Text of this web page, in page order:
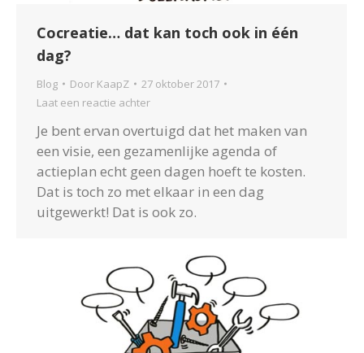
Cocreatie… dat kan toch ook in één
dag?
Blog Door KaapZ
27 oktober 2017
Laat een reactie achter
Je bent ervan overtuigd dat het maken van
een visie, een gezamenlijke agenda of
actieplan echt geen dagen hoeft te kosten.
Dat is toch zo met elkaar in een dag
uitgewerkt! Dat is ook zo.